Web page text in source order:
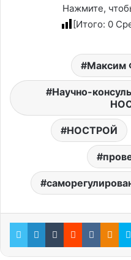
Нажмите,
[Итого: 0
Максим
Научно-
НОСТРОЙ
TwitterLinkedInTumblrReddit